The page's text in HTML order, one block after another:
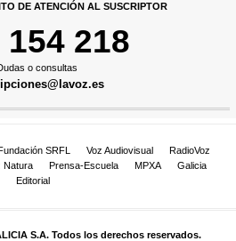
DE ATENCIÓN AL SUSCRIPTOR
154 218
o consultas
SRFL Voz Audiovisual
RadioVoz
Natura Prensa-Escuela MPXA
Galicia
Editorial
S.A. Todos los derechos reservados.